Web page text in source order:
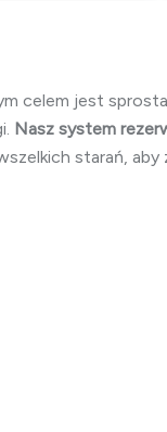
celem jest
Nasz system
starań,